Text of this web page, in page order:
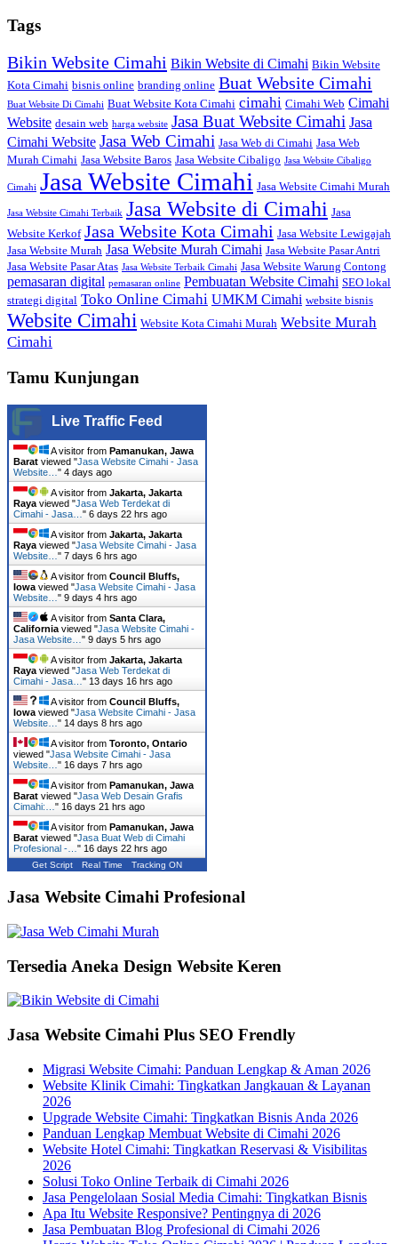
Tags
Bikin Website Cimahi Bikin Website di Cimahi Bikin Website
Kota Cimahi bisnis online branding online Buat Website Cimahi
Buat Website Di Cimahi Buat Website Kota Cimahi cimahi Cimahi Web Cimahi
Website desain web harga website Jasa Buat Website Cimahi Jasa
Cimahi Website Jasa Web Cimahi Jasa Web di Cimahi Jasa Web
Murah Cimahi Jasa Website Baros Jasa Website Cibaligo Jasa Website Cibaligo
Cimahi Jasa Website Cimahi Jasa Website Cimahi Murah
Jasa Website Cimahi Terbaik Jasa Website di Cimahi Jasa
Website Kerkof Jasa Website Kota Cimahi Jasa Website Lewigajah
Jasa Website Murah Jasa Website Murah Cimahi Jasa Website Pasar Antri
Jasa Website Pasar Atas Jasa Website Terbaik Cimahi Jasa Website Warung Contong
pemasaran digital pemasaran online Pembuatan Website Cimahi SEO lokal
strategi digital Toko Online Cimahi UMKM Cimahi website bisnis
Website Cimahi Website Kota Cimahi Murah Website Murah
Cimahi
Tamu Kunjungan
Live Traffic Feed
A visitor from Pamanukan, Jawa
Barat viewed "Jasa Website Cimahi - Jasa
Website… " 4 days ago
A visitor from Jakarta, Jakarta
Raya viewed "Jasa Web Terdekat di
Cimahi - Jasa… " 6 days 22 hrs ago
A visitor from Jakarta, Jakarta
Raya viewed "Jasa Website Cimahi - Jasa
Website… " 7 days 6 hrs ago
A visitor from Council Bluffs,
Iowa viewed "Jasa Website Cimahi - Jasa
Website… " 9 days 4 hrs ago
A visitor from Santa Clara,
California viewed "Jasa Website Cimahi -
Jasa Website… " 9 days 5 hrs ago
A visitor from Jakarta, Jakarta
Raya viewed "Jasa Web Terdekat di
Cimahi - Jasa… " 13 days 16 hrs ago
A visitor from Council Bluffs,
Iowa viewed "Jasa Website Cimahi - Jasa
Website… " 14 days 8 hrs ago
A visitor from Toronto, Ontario
viewed "Jasa Website Cimahi - Jasa
Website… " 16 days 7 hrs ago
A visitor from Pamanukan, Jawa
Barat viewed "Jasa Web Desain Grafis
Cimahi:… " 16 days 21 hrs ago
A visitor from Pamanukan, Jawa
Barat viewed "Jasa Buat Web di Cimahi
Profesional -… " 16 days 22 hrs ago
Get Script Real Time Tracking ON
Jasa Website Cimahi Profesional
Tersedia Aneka Design Website Keren
Jasa Website Cimahi Plus SEO Frendly
Migrasi Website Cimahi: Panduan Lengkap & Aman 2026
Website Klinik Cimahi: Tingkatkan Jangkauan & Layanan
2026
Upgrade Website Cimahi: Tingkatkan Bisnis Anda 2026
Panduan Lengkap Membuat Website di Cimahi 2026
Website Hotel Cimahi: Tingkatkan Reservasi & Visibilitas
2026
Solusi Toko Online Terbaik di Cimahi 2026
Jasa Pengelolaan Sosial Media Cimahi: Tingkatkan Bisnis
Apa Itu Website Responsive? Pentingnya di 2026
Jasa Pembuatan Blog Profesional di Cimahi 2026